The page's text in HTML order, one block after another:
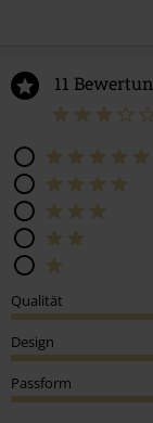
11
Qualität
Design
Passform